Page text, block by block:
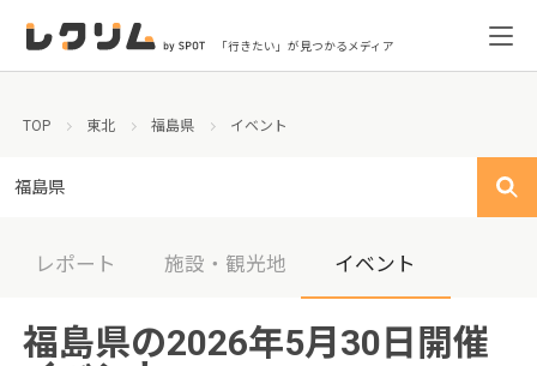
「行きたい」が見つかるメディア
TOP 東北 福島県 イベント
福島県
レポート 施設・観光地 イベント
福島県の2026年5月30日開催